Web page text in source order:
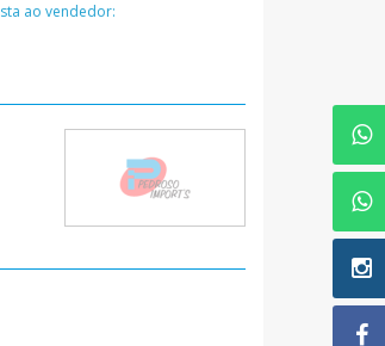
ao vendedor: